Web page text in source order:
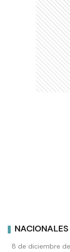
NACIONALES
8 de diciembre